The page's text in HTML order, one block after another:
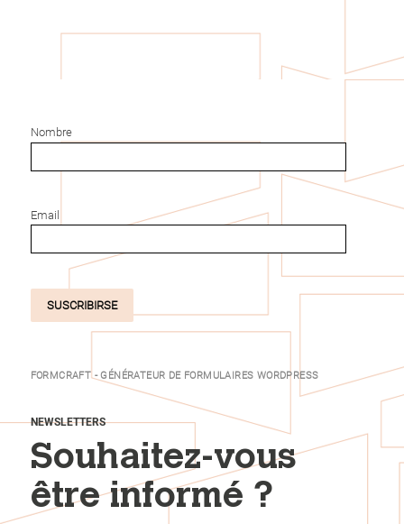
Nombre
Email
SUSCRIBIRSE
FORMCRAFT - GÉNÉRATEUR DE FORMULAIRES WORDPRESS
NEWSLETTERS
Souhaitez-vous
être informé ?